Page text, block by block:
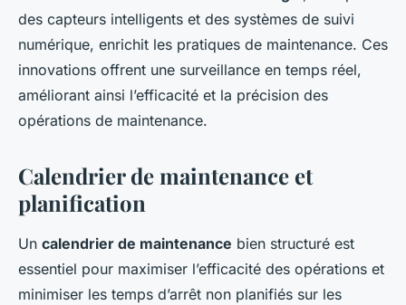
des capteurs intelligents et des systèmes de suivi
numérique, enrichit les pratiques de maintenance. Ces
innovations offrent une surveillance en temps réel,
améliorant ainsi l’efficacité et la précision des
opérations de maintenance.
Calendrier de maintenance et
planification
Un calendrier de maintenance bien structuré est
essentiel pour maximiser l’efficacité des opérations et
minimiser les temps d’arrêt non planifiés sur les